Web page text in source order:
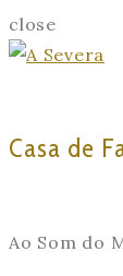
close
Casa de
Ao Som do